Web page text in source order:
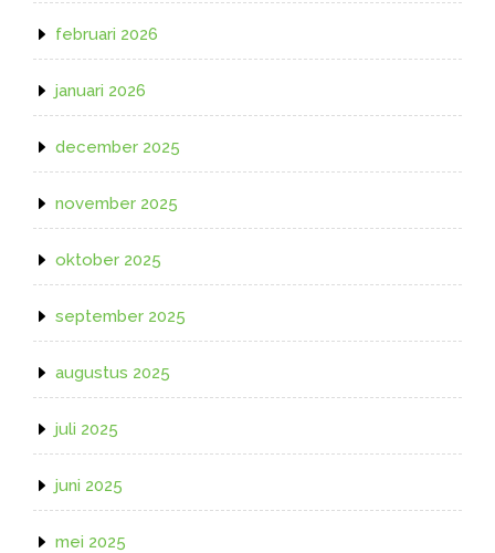
februari 2026
januari 2026
december 2025
november 2025
oktober 2025
september 2025
augustus 2025
juli 2025
juni 2025
mei 2025